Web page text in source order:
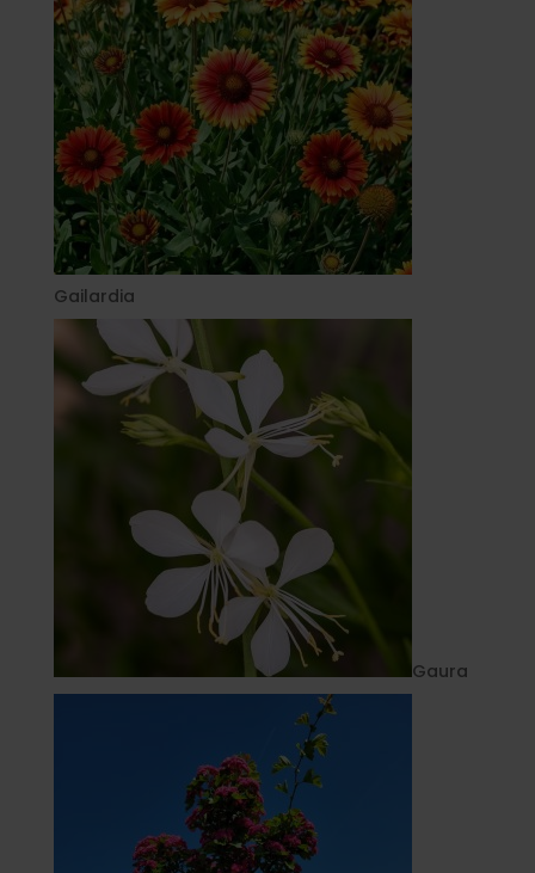
Gailardia
Gaura